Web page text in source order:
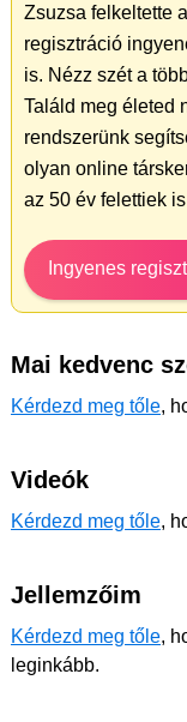
Zsuzsa felkeltette
regisztráció
is. Nézz szét a
Találd meg életed
rendszerünk
olyan online
az 50 év felettiek
Ingyenes
Mai kedvenc
Kérdezd meg tőle,
Videók
Kérdezd meg tőle,
Jellemzőim
Kérdezd meg tőle,
leginkább.